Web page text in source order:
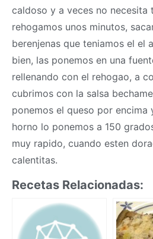
caldoso y a veces no necesita
rehogamos unos minutos,
berenjenas que teniamos el el
bien, las ponemos en una
rellenando con el rehogao, a
cubrimos con la salsa
ponemos el queso por encima
horno lo ponemos a 150
muy rapido, cuando esten
calentitas.
Recetas Relacionadas: